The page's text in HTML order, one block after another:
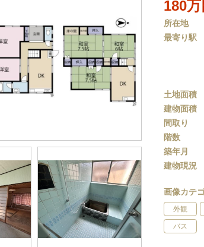
180万
所在地
最寄り駅
土地面積
建物面積
間取り
階数
築年月
建物現況
画像カテ
外観
バス